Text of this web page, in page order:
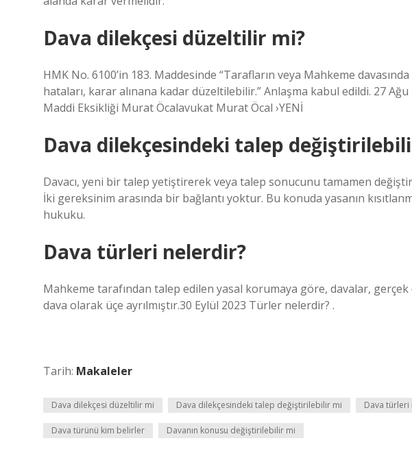
Dava dilekçesi düzeltilir mi?
HMK No. 6100’in 183. Maddesinde “Tarafların veya Mahkeme
hataları, karar alınana kadar düzeltilebilir.” Anlaşma kabul edildi. 27
Maddi Eksikliği Murat Öcalavukat Murat Öcal ›YENİ
Dava dilekçesindeki talep
Davacı, yeni bir talep yetiştirerek veya talep sonucunu tamamen
İki gereksinim arasında bir bağlantı yoktur. Bu konuda yasanın
hukuku.
Dava türleri nelerdir?
Mahkeme tarafından talep edilen yasal korumaya göre, davalar, gerçek
dava olarak üçe ayrılmıştır.30 Eylül 2023 Türler nelerdir? .
Tarih: Makaleler
Dava dilekçesi düzeltilir mi Dava dilekçesindeki talep değiştirilebilir mi Dava
Dava türünü kim belirler Davanın konusu değiştirilebilir mi